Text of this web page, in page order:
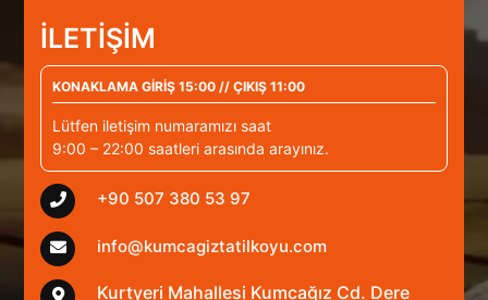
İLETİŞİM
KONAKLAMA GİRİŞ 15:00 // ÇIKIŞ 11:00
Lütfen iletişim numaramızı saat
9:00 – 22:00 saatleri arasında arayınız.
+90 507 380 53 97
info@kumcagiztatilkoyu.com
Kurtyeri Mahallesi Kumcağız Cd. Dere